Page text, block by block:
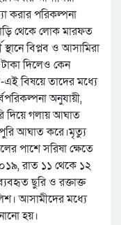
করার পরিকল্পনা
থেকে লোক মারফত
বিপ্লব ও আসামিরা
দিলেও কেন
এই বিষয়ে তাদের মধ্যে
অনুযায়ী,
দিয়ে গলায় আঘাত
আঘাত করে।মৃত্যু
পাশে সরিষা ক্ষেতে
রাত ১১ থেকে ১২
ছুরি ও রক্তাক্ত
আসামীদের মধ্যে
হয়।